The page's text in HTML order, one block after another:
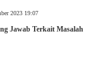
2023 19:07
Jawab Terkait Masalah